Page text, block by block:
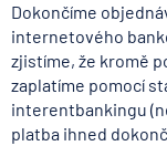
Dokončíme
internetového
zjistíme, že kromě
zaplatíme pomocí
interentbankingu
platba ihned